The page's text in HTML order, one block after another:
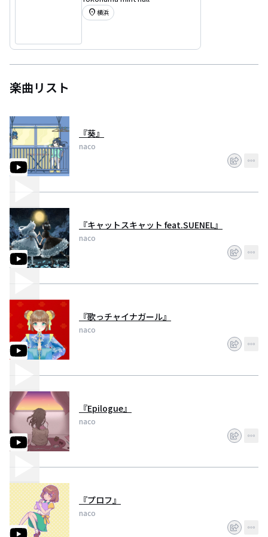
location_on 横浜
楽曲リスト
『葵』
naco
『キャットスキャット feat.SUENEL』
naco
『歌っチャイナガール』
naco
『Epilogue』
naco
『プロフ』
naco